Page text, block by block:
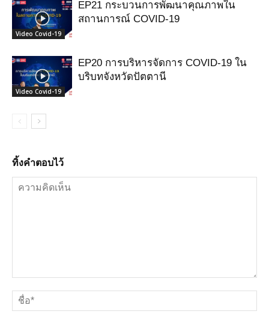
Video Covid-19
EP21 กระบวนการพัฒนาคุณภาพใน
สถานการณ์ COVID-19
Video Covid-19
EP20 การบริหารจัดการ COVID-19 ใน
บริบทจังหวัดปัตตานี
ทิ้งคำตอบไว้